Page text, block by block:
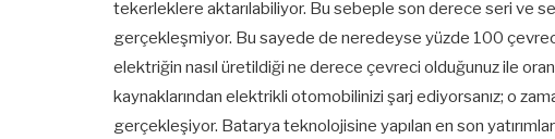
tekerleklere aktarılabiliyor. Bu sebeple son derece seri ve
gerçekleşmiyor. Bu sayede de neredeyse yüzde 100
elektriğin nasıl üretildiği ne derece çevreci olduğunuz ile
kaynaklarından elektrikli otomobilinizi şarj ediyorsanız; o
gerçekleşiyor. Batarya teknolojisine yapılan en son